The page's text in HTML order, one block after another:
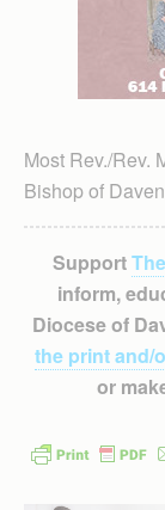
Most Rev./Rev.
Bishop of
Support
inform,
Diocese of
the print and/
or